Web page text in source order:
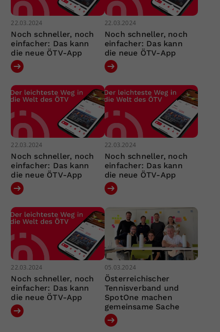
22.03.2024
Noch schneller, noch
einfacher: Das kann
die neue ÖTV-App
22.03.2024
Noch schneller, noch
einfacher: Das kann
die neue ÖTV-App
22.03.2024
Noch schneller, noch
einfacher: Das kann
die neue ÖTV-App
22.03.2024
Noch schneller, noch
einfacher: Das kann
die neue ÖTV-App
22.03.2024
Noch schneller, noch
einfacher: Das kann
die neue ÖTV-App
05.03.2024
Österreichischer
Tennisverband und
SpotOne machen
gemeinsame Sache